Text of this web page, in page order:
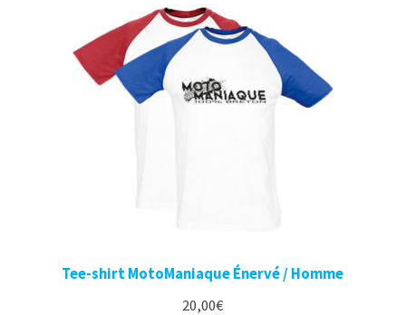
Tee-shirt MotoManiaque Énervé / Homme
20,00€